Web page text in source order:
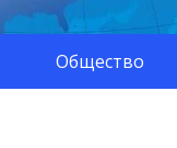
Общество